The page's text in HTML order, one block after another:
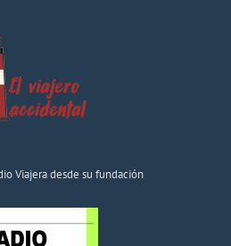
Viajera desde su fundación